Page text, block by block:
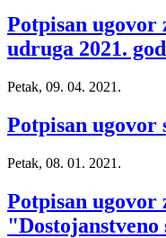
Potpisan
udruga 2021.
Petak, 09. 04. 2021.
Potpisan ugovor
Petak, 08. 01. 2021.
Potpisan ugovor